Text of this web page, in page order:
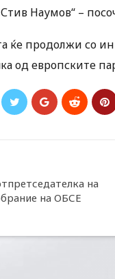
Наумов“ –
ќе продолжи со
од европските
на
на ОБСЕ